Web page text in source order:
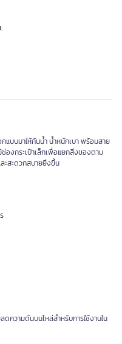
บบมาให้กันน้ำ น้ำหนักเบา พร้อมสาย
องกระเป๋าเล็กเพื่อแยกสิ่งของตาม
ะสะดวกสบายยิ่งขึ้น
ดความดันบนไหล่สำหรับการใช้งานใน